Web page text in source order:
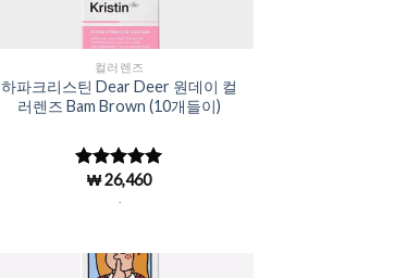
컬러렌즈
하파크리스틴 Dear Deer 원데이 컬
러렌즈 Bam Brown (10개들이)
5 중에서
로 평
₩26,460